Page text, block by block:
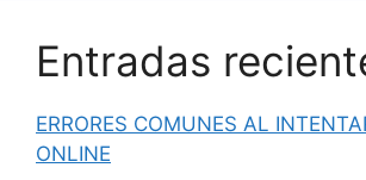
Entradas
ERRORES COMUNES AL
ONLINE